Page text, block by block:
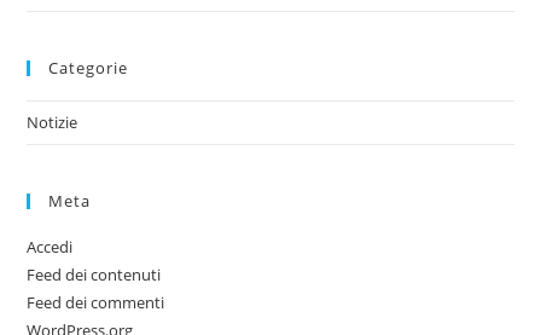
Categorie
Notizie
Meta
Accedi
Feed dei contenuti
Feed dei commenti
WordPress.org